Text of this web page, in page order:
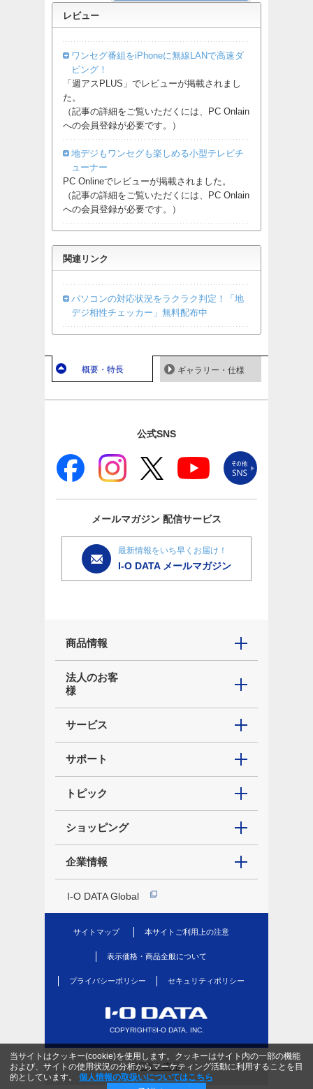
レビュー
ワンセグ番組をiPhoneに無線LANで高速ダ
ビング！
「週アスPLUS」でレビューが掲載されまし
た。
（記事の詳細をご覧いただくには、PC Onlain
への会員登録が必要です。）
地デジもワンセグも楽しめる小型テレビチ
ューナー
PC Onlineでレビューが掲載されました。
（記事の詳細をご覧いただくには、PC Onlain
への会員登録が必要です。）
関連リンク
パソコンの対応状況をラクラク判定！「地
デジ相性チェッカー」無料配布中
概要・特長 ギャラリー・仕様
公式SNS
メールマガジン 配信サービス
最新情報をいち早くお届け！
I-O DATA メールマガジン
商品情報
法人のお客
様
サービス
サポート
トピック
ショッピング
企業情報
I-O DATA Global
サイトマップ 本サイトご利用上の注意
表示価格・商品全般について
プライバシーポリシー セキュリティポリシー
COPYRIGHT©I-O DATA, INC.
当サイトはクッキー(cookie)を使用します。クッキーはサイト内の一部の機能
および、サイトの使用状況の分析からマーケティング活動に利用することを目
的としています。
個人情報の取扱いについてはこちら
PC版を表示